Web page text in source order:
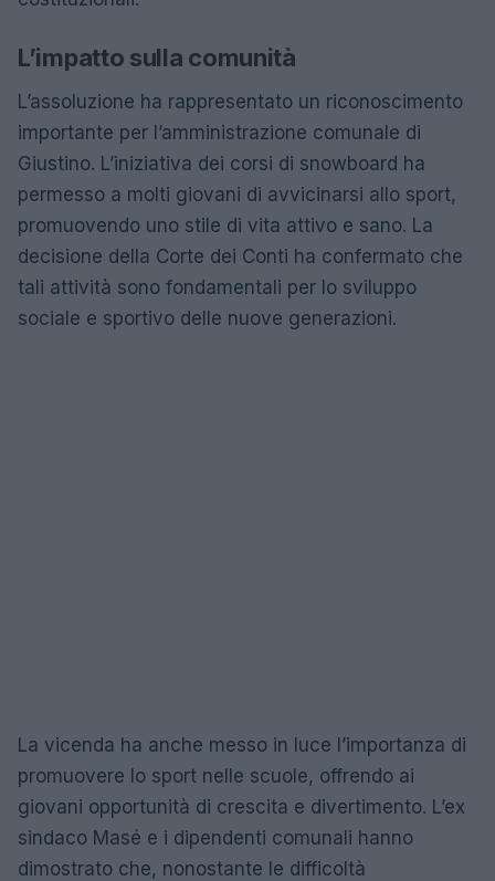
L’impatto sulla comunità
L’assoluzione ha rappresentato un riconoscimento
importante per l’amministrazione comunale di
Giustino. L’iniziativa dei corsi di snowboard ha
permesso a molti giovani di avvicinarsi allo sport,
promuovendo uno stile di vita attivo e sano. La
decisione della Corte dei Conti ha confermato che
tali attività sono fondamentali per lo sviluppo
sociale e sportivo delle nuove generazioni.
La vicenda ha anche messo in luce l’importanza di
promuovere lo sport nelle scuole, offrendo ai
giovani opportunità di crescita e divertimento. L’ex
sindaco Masé e i dipendenti comunali hanno
dimostrato che, nonostante le difficoltà